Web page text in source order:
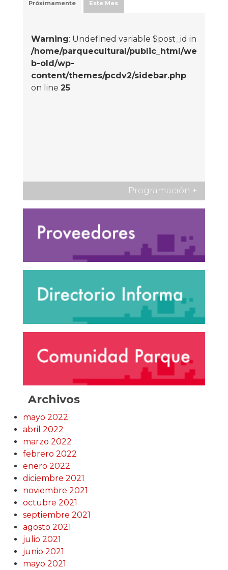
Próximamente Este Mes
Warning: Undefined variable $post_id in
/home/parquecultural/public_html/we
b-old/wp-
content/themes/pcdv2/sidebar.php
on line 25
Programación +
Archivos
mayo 2022
abril 2022
marzo 2022
febrero 2022
enero 2022
diciembre 2021
noviembre 2021
octubre 2021
septiembre 2021
agosto 2021
julio 2021
junio 2021
mayo 2021